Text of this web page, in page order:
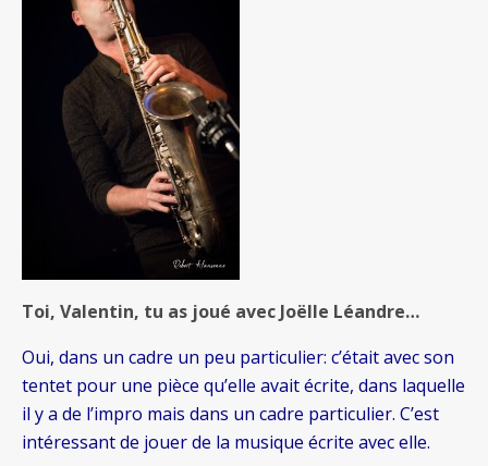
Toi, Valentin, tu as joué avec Joëlle Léandre…
Oui, dans un cadre un peu particulier: c’était avec son
tentet pour une pièce qu’elle avait écrite, dans laquelle
il y a de l’impro mais dans un cadre particulier. C’est
intéressant de jouer de la musique écrite avec elle.